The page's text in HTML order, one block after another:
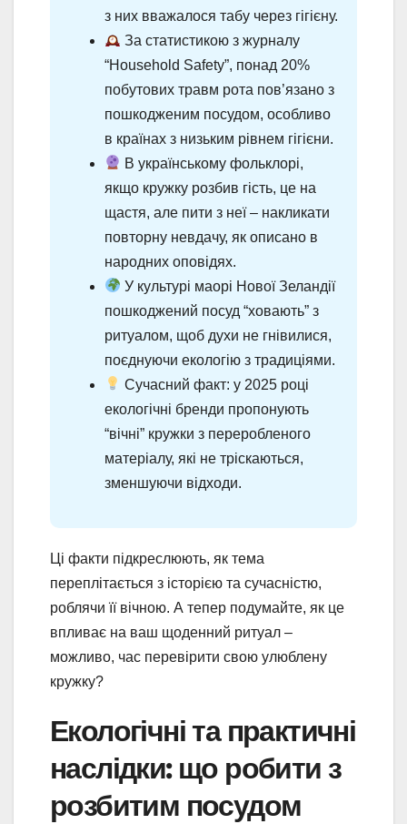
з них вважалося табу через гігієну.
За статистикою з журналу
“Household Safety”, понад 20%
побутових травм рота пов’язано з
пошкодженим посудом, особливо
в країнах з низьким рівнем гігієни.
В українському фольклорі,
якщо кружку розбив гість, це на
щастя, але пити з неї – накликати
повторну невдачу, як описано в
народних оповідях.
У культурі маорі Нової Зеландії
пошкоджений посуд “ховають” з
ритуалом, щоб духи не гнівилися,
поєднуючи екологію з традиціями.
Сучасний факт: у 2025 році
екологічні бренди пропонують
“вічні” кружки з переробленого
матеріалу, які не тріскаються,
зменшуючи відходи.
Ці факти підкреслюють, як тема
переплітається з історією та сучасністю,
роблячи її вічною. А тепер подумайте, як це
впливає на ваш щоденний ритуал –
можливо, час перевірити свою улюблену
кружку?
Екологічні та практичні
наслідки: що робити з
розбитим посудом